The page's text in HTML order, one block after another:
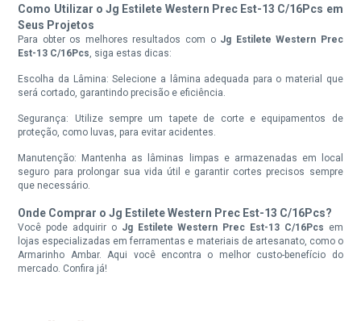
Como Utilizar o Jg Estilete Western Prec Est-13 C/16Pcs em
Seus Projetos
Para obter os melhores resultados com o Jg Estilete Western Prec
Est-13 C/16Pcs , siga estas dicas:
Escolha da Lâmina: Selecione a lâmina adequada para o material que
será cortado, garantindo precisão e eficiência.
Segurança: Utilize sempre um tapete de corte e equipamentos de
proteção, como luvas, para evitar acidentes.
Manutenção: Mantenha as lâminas limpas e armazenadas em local
seguro para prolongar sua vida útil e garantir cortes precisos sempre
que necessário.
Onde Comprar o Jg Estilete Western Prec Est-13 C/16Pcs?
Você pode adquirir o Jg Estilete Western Prec Est-13 C/16Pcs em
lojas especializadas em ferramentas e materiais de artesanato, como o
Armarinho Ambar. Aqui você encontra o melhor custo-benefício do
mercado. Confira já!